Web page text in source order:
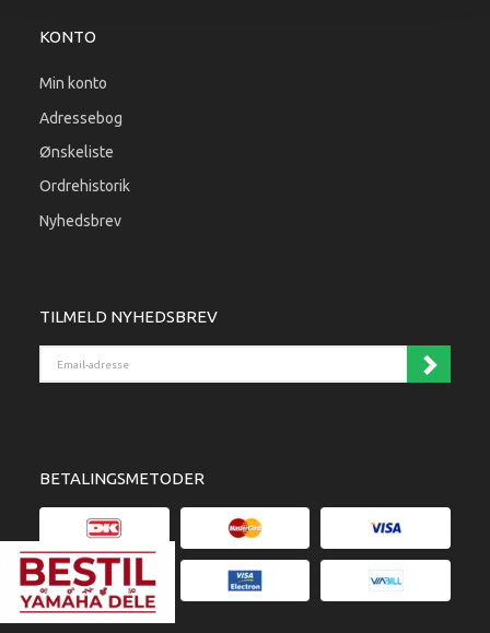
KONTO
Min konto
Adressebog
Ønskeliste
Ordrehistorik
Nyhedsbrev
TILMELD NYHEDSBREV
BETALINGSMETODER